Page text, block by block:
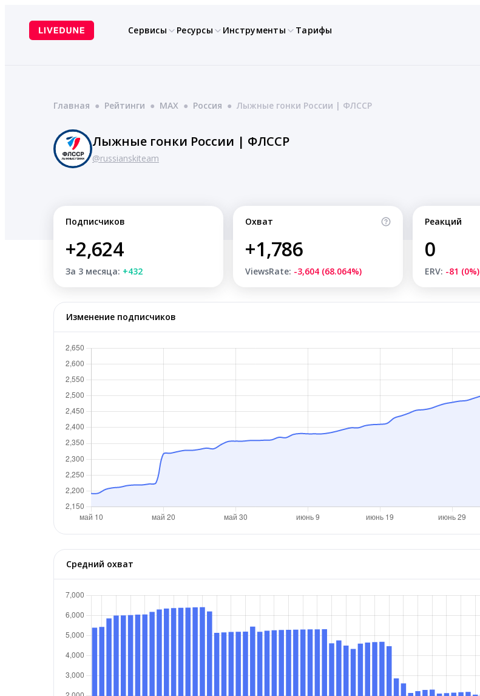
содержимому
Сервисы Ресурсы Инструменты Тарифы
Главная ● Рейтинги ● MAX ● Россия ● Лыжные гонки России | ФЛССР
Лыжные гонки России | ФЛССР
@russianskiteam
Подписчиков
+2,624
За 3 месяца: +432
Охват
+1,786
ViewsRate: -3,604 (68.064%)
Реакций
0
ERV: -81 (0%)
Изменение подписчиков
Средний охват